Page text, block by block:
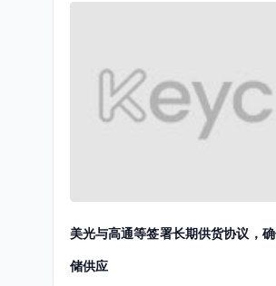
美光与高通等签署长期供货协议，
储供应